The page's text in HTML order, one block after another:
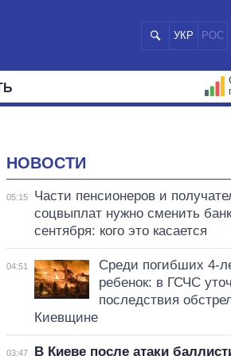
УКР РОС
НОВОСТИ
05:15
Части пенсионеров и
соцвыплат нужно сменить
сентября: кого это касается
04:51
Среди погибших 4-
ребенок: в ГСЧС
последствия
Киевщине
03:47
В Киеве после атаки